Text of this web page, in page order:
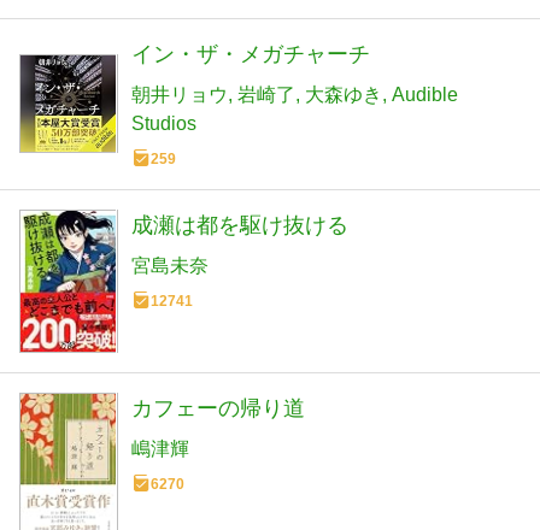
イン・ザ・メガチャーチ
朝井リョウ 岩崎了 大森ゆき
Audible
Studios
259
成瀬は都を駆け抜ける
宮島未奈
12741
カフェーの帰り道
嶋津輝
6270